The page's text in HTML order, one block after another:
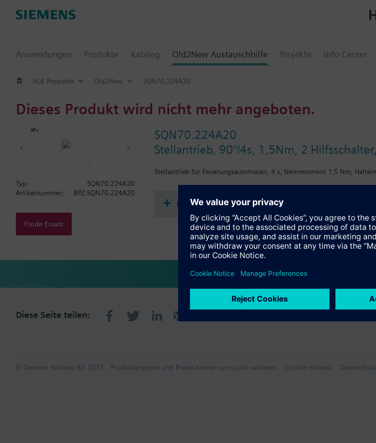
Anwendungen Produkte Katalog Old2New Austauschhilfe Projekte Info-Center
HLK Produkte Old2New SQN70.224A20
Dieses Produkt wird nicht mehr angeboten.
SQN70.224A20
Stellantrieb, 90°/4s, 1,5Nm, 2
Stellantrieb für Feuerungsautomaten, 4 s, Nennmoment 1,5 Nm,
Typ:
SQN70.224A20
Artikelnummer:
BPZ:SQN70.224A20
Finde Ersatz
Dokumente
Diese Seite teilen:
© Siemens Schweiz AG 2017 Produktangebot und Preise können pro Land variieren. Cookie Hinweis Datenschutz